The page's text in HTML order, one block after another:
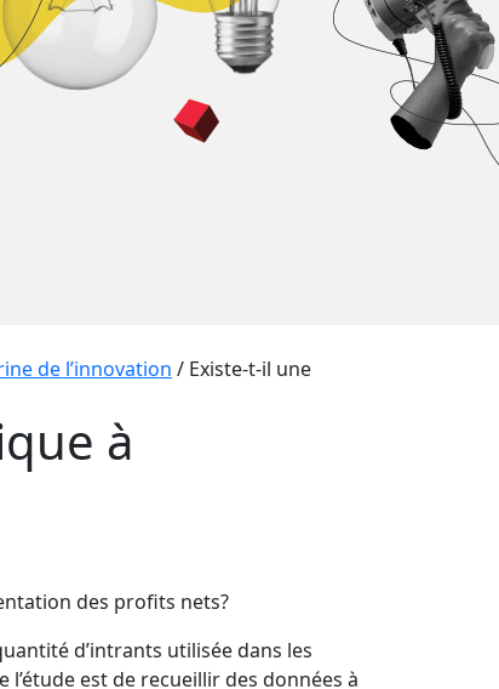
de l’innovation / Existe-t-il une
à
des profits nets?
d’intrants utilisée dans les
est de recueillir des données à